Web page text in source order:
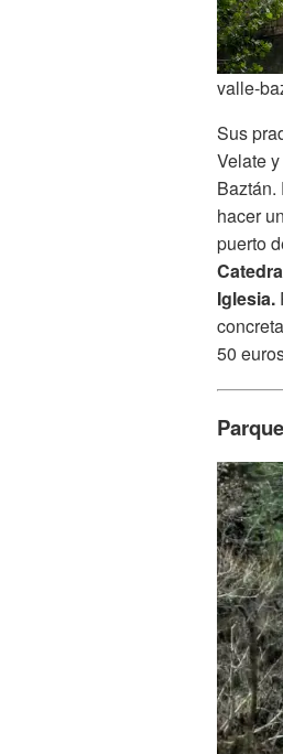
valle-
Sus
Velate
hacer
puerto
Iglesia.
50